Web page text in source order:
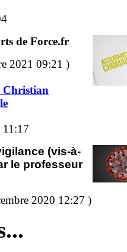
de Force.fr
2021 09:21 )
Christian
11:17
(vis-à-
le professeur
2020 12:27 )